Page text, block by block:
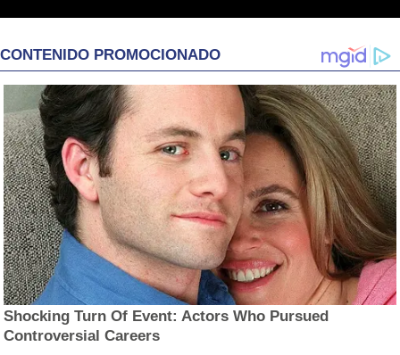
CONTENIDO PROMOCIONADO
Shocking Turn Of Event: Actors Who Pursued
Controversial Careers